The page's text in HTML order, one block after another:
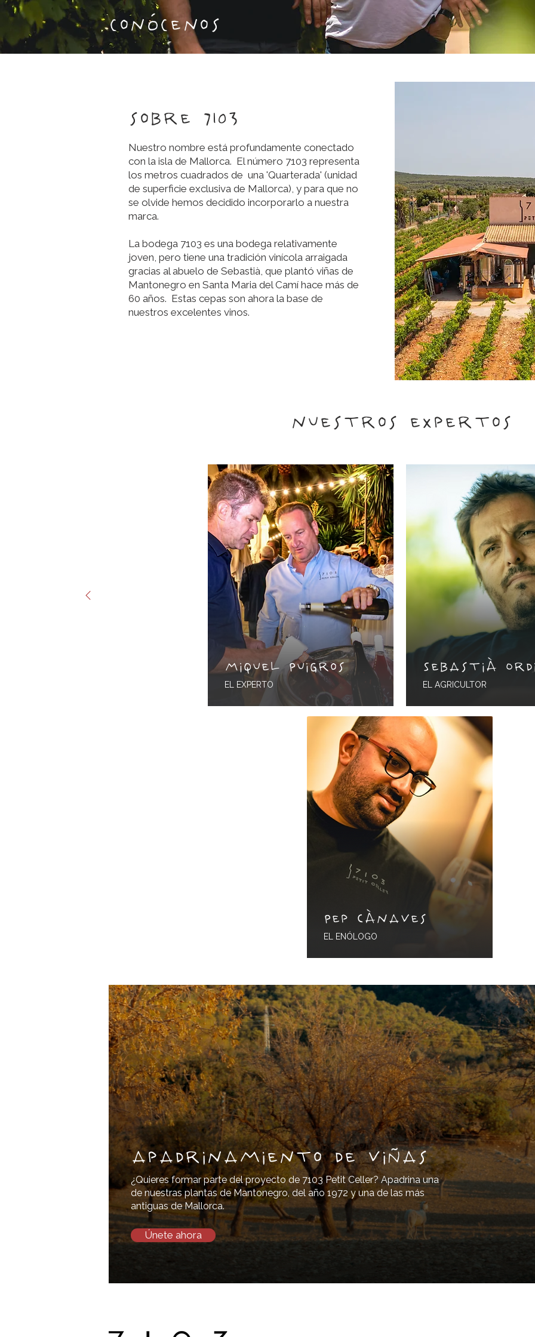
conócenos
sobre 7103
Nuestro nombre está profundamente conectado
con la isla de Mallorca. El número 7103 representa
los metros cuadrados de una 'Quarterada' (unidad
de superficie exclusiva de Mallorca), y para que no
se olvide hemos decidido incorporarlo a nuestra
marca.
La bodega 7103 es una bodega relativamente
joven, pero tiene una tradición vinícola arraigada
gracias al abuelo de Sebastià, que plantó viñas de
Mantonegro en Santa Maria del Camí hace más de
60 años. Estas cepas son ahora la base de
nuestros excelentes vinos.
nuestros expertos
Miquel Puigros
EL EXPERTO
Sebastià
EL AGRICULTOR
Pep Cànaves
EL ENÓLOGO
apadrinamiento de viñas
¿Quieres formar parte del proyecto de 7103 Petit Celler? Apadrina una
de nuestras plantas de Mantonegro, del año 1972 y una de las más
antiguas de Mallorca.
Únete ahora